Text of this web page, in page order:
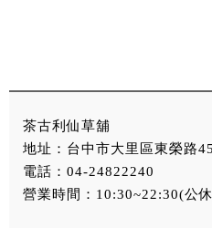
茶古利仙草舖
地址：台中市大里區東榮路
電話：04-24822240
營業時間：10:30~22:30(公